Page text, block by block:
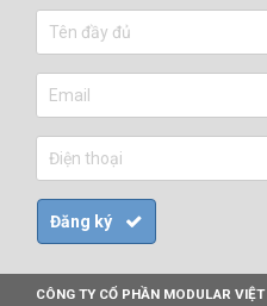
CÔNG TY CỔ PHẦN MODULAR